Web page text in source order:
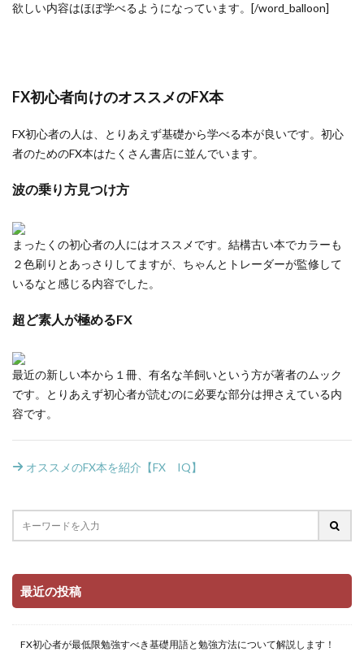
欲しい内容はほぼ学べるようになっています。[/word_balloon]
FX初心者向けのオススメのFX本
FX初心者の人は、とりあえず基礎から学べる本が良いです。初心
者のためのFX本はたくさん書店に並んでいます。
波の乗り方見つけ方
まったくの初心者の人にはオススメです。結構古い本でカラーも
２色刷りとあっさりしてますが、ちゃんとトレーダーが監修して
いるなと感じる内容でした。
超ど素人が極めるFX
最近の新しい本から１冊、有名な羊飼いという方が著者のムック
です。とりあえず初心者が読むのに必要な部分は押さえている内
容です。
オススメのFX本を紹介【FX IQ】
最近の投稿
FX初心者が最低限勉強すべき基礎用語と勉強方法について解説します！